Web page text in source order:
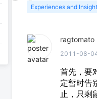
English
Experiences and Insight
ragtomato
2011-08-
首先，要
定暂时告
止，只剩